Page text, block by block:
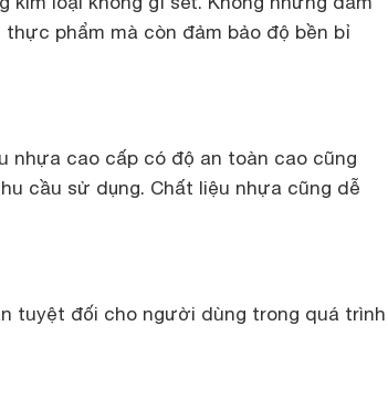
phẩm mà còn đảm bảo độ bền bỉ
nhựa cao cấp có độ an toàn cao cũng
cầu sử dụng. Chất liệu nhựa cũng dễ
tuyệt đối cho người dùng trong quá trình